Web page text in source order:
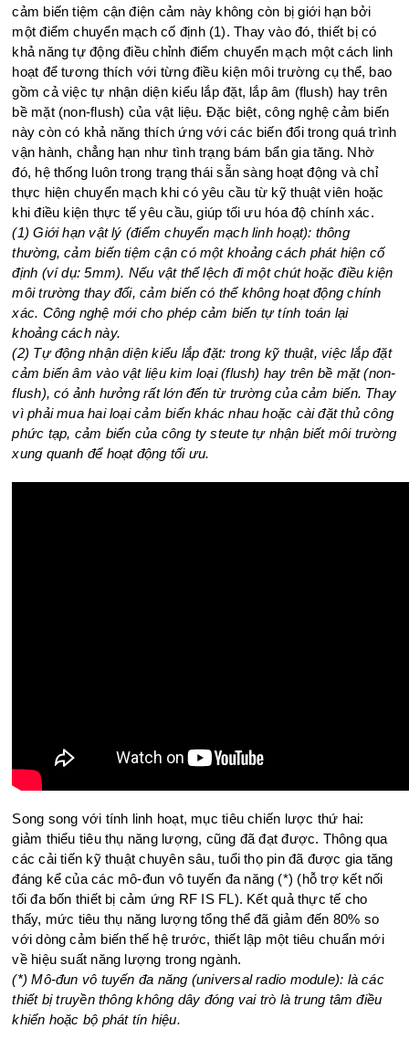
cảm biến tiệm cận điện cảm này không còn bị giới hạn bởi
một điểm chuyển mạch cố định (1). Thay vào đó, thiết bị có
khả năng tự động điều chỉnh điểm chuyển mạch một cách linh
hoạt để tương thích với từng điều kiện môi trường cụ thể, bao
gồm cả việc tự nhận diện kiểu lắp đặt, lắp âm (flush) hay trên
bề mặt (non-flush) của vật liệu. Đặc biệt, công nghệ cảm biến
này còn có khả năng thích ứng với các biến đổi trong quá trình
vận hành, chẳng hạn như tình trạng bám bẩn gia tăng. Nhờ
đó, hệ thống luôn trong trạng thái sẵn sàng hoạt động và chỉ
thực hiện chuyển mạch khi có yêu cầu từ kỹ thuật viên hoặc
khi điều kiện thực tế yêu cầu, giúp tối ưu hóa độ chính xác.
(1) Giới hạn vật lý (điểm chuyển mạch linh hoạt): thông
thường, cảm biến tiệm cận có một khoảng cách phát hiện cố
định (ví dụ: 5mm). Nếu vật thể lệch đi một chút hoặc điều kiện
môi trường thay đổi, cảm biến có thể không hoạt động chính
xác. Công nghệ mới cho phép cảm biến tự tính toán lại
khoảng cách này.
(2) Tự động nhận diện kiểu lắp đặt: trong kỹ thuật, việc lắp đặt
cảm biến âm vào vật liệu kim loại (flush) hay trên bề mặt (non-
flush), có ảnh hưởng rất lớn đến từ trường của cảm biến. Thay
vì phải mua hai loại cảm biến khác nhau hoặc cài đặt thủ công
phức tạp, cảm biến của công ty steute tự nhận biết môi trường
xung quanh để hoạt động tối ưu.
Song song với tính linh hoạt, mục tiêu chiến lược thứ hai:
giảm thiểu tiêu thụ năng lượng, cũng đã đạt được. Thông qua
các cải tiến kỹ thuật chuyên sâu, tuổi thọ pin đã được gia tăng
đáng kể của các mô-đun vô tuyến đa năng (*) (hỗ trợ kết nối
tối đa bốn thiết bị cảm ứng RF IS FL). Kết quả thực tế cho
thấy, mức tiêu thụ năng lượng tổng thể đã giảm đến 80% so
với dòng cảm biến thế hệ trước, thiết lập một tiêu chuẩn mới
về hiệu suất năng lượng trong ngành.
(*) Mô-đun vô tuyến đa năng (universal radio module): là các
thiết bị truyền thông không dây đóng vai trò là trung tâm điều
khiển hoặc bộ phát tín hiệu.